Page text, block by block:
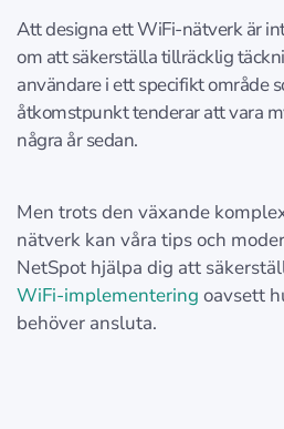
Att designa ett WiFi-nätverk är
om att säkerställa tillräcklig
användare i ett specifikt område
åtkomstpunkt tenderar att vara
några år sedan.
Men trots den växande
nätverk kan våra tips och
NetSpot hjälpa dig att
WiFi-implementering oavsett
behöver ansluta.